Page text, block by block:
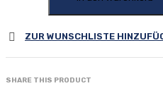
Herren
Menge
ZUR WUNSCHLISTE
SHARE THIS PRODUCT